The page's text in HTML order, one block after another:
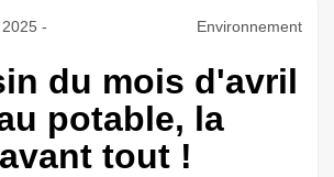
-
Environnement
du mois d'avril
potable, la
tout !